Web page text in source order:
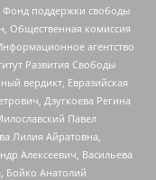
Фонд поддержки свободы
Общественная комиссия
агентство
Развития Свободы
вердикт, Евразийская
Дзугкоева Регина
Павел
Лилия Айратовна,
Алексеевич, Васильева
Бойко Анатолий